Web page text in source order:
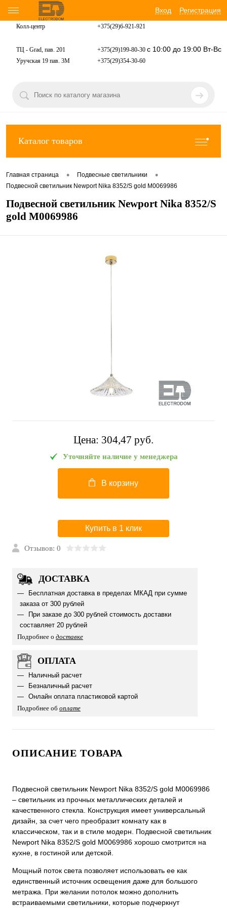
Вход Регистрация
Колл-центр +375(29)6-921-921
ТЦ - Grad, пав. 201 +375(29)199-80-30 с 10:00 до 19:00 Вт-Вс
Уручская 19 пав. 3М +375(29)354-30-60
Каталог товаров
Главная страница • Подвесные светильники •
Подвесной светильник Newport Nika 8352/S gold М0069986
Подвесной светильник Newport Nika 8352/S
gold М0069986
Цена: 304,47 pуб.
Уточняйте наличие у менеджера
В корзину
Купить в 1 клик
Отзывов: 0
ДОСТАВКА
Бесплатная доставка в пределах МКАД при сумме
заказа от 300 рублей
При заказе до 300 рублей стоимость доставки
составляет 20 рублей
Подробнее о доставке
ОПЛАТА
Наличный расчет
Безналичный расчет
Онлайн оплата пластиковой картой
Подробнее об оплате
ОПИСАНИЕ ТОВАРА
Подвесной светильник Newport Nika 8352/S gold М0069986
– светильник из прочных металлических деталей и
качественного стекла. Конструкция имеет универсальный
дизайн, за счет чего преобразит комнату как в
классическом, так и в стиле модерн. Подвесной светильник
Newport Nika 8352/S gold М0069986 хорошо смотрится на
кухне, в гостиной или детской.
Мощный поток света позволяет использовать ее как
единственный источник освещения даже для большого
метража. При желании потолок можно дополнить
встраиваемыми светильники, которые подчеркнут